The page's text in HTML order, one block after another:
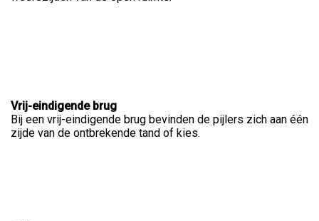
Vrij-eindigende brug
Bij een vrij-eindigende brug bevinden de pijlers zich aan één
zijde van de ontbrekende tand of kies.